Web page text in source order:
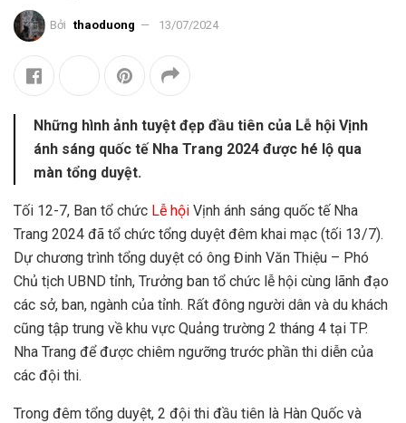
Bởi thaoduong 13/07/2024
Những hình ảnh tuyệt đẹp đầu tiên của Lễ hội Vịnh
ánh sáng quốc tế Nha Trang 2024 được hé lộ qua
màn tổng duyệt.
Tối 12-7, Ban tổ chức Lễ hội Vịnh ánh sáng quốc tế Nha
Trang 2024 đã tổ chức tổng duyệt đêm khai mạc (tối 13/7).
Dự chương trình tổng duyệt có ông Đinh Văn Thiệu – Phó
Chủ tịch UBND tỉnh, Trưởng ban tổ chức lễ hội cùng lãnh đạo
các sở, ban, ngành của tỉnh. Rất đông người dân và du khách
cũng tập trung về khu vực Quảng trường 2 tháng 4 tại TP.
Nha Trang để được chiêm ngưỡng trước phần thi diễn của
các đội thi.
Trong đêm tổng duyệt, 2 đội thi đầu tiên là Hàn Quốc và